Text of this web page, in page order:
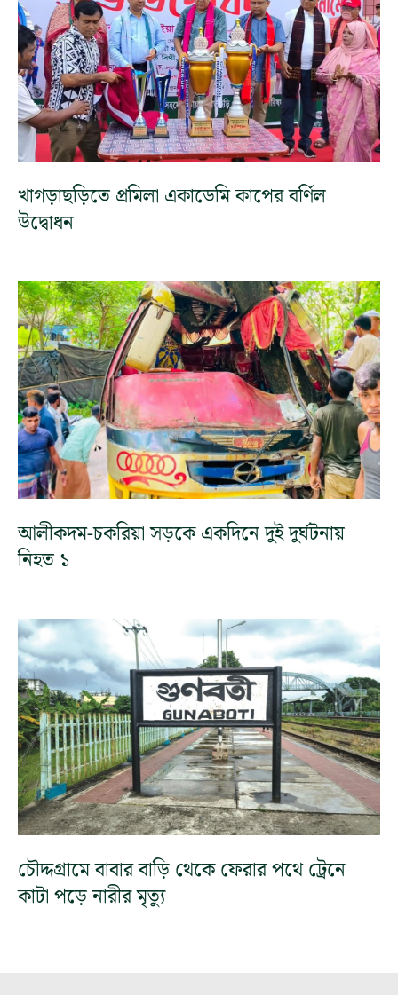
খাগড়াছড়িতে প্রমিলা একাডেমি কাপের বর্ণিল
উদ্বোধন
আলীকদম-চকরিয়া সড়কে একদিনে দুই দুর্ঘটনায়
নিহত ১
চৌদ্দগ্রামে বাবার বাড়ি থেকে ফেরার পথে ট্রেনে
কাটা পড়ে নারীর মৃত্যু